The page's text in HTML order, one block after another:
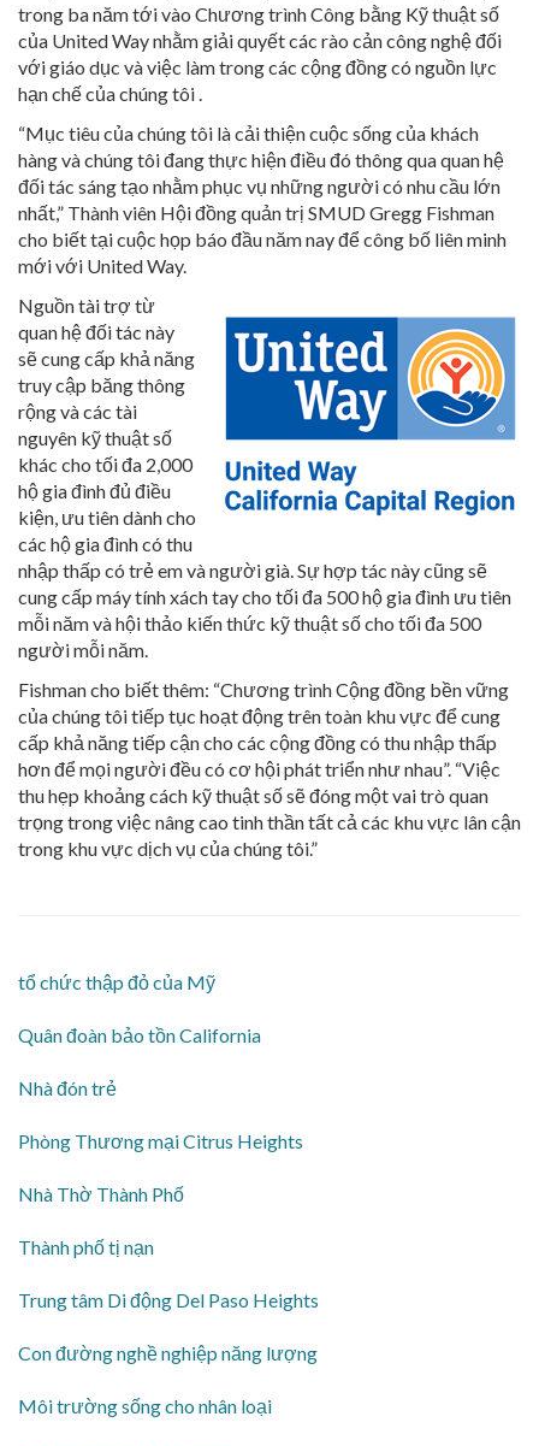
trong ba năm tới vào Chương trình Công bằng Kỹ thuật số
của United Way nhằm giải quyết các rào cản công nghệ đối
với giáo dục và việc làm trong các cộng đồng có nguồn lực
hạn chế của chúng tôi .
“Mục tiêu của chúng tôi là cải thiện cuộc sống của khách
hàng và chúng tôi đang thực hiện điều đó thông qua quan hệ
đối tác sáng tạo nhằm phục vụ những người có nhu cầu lớn
nhất,” Thành viên Hội đồng quản trị SMUD Gregg Fishman
cho biết tại cuộc họp báo đầu năm nay để công bố liên minh
mới với United Way.
Nguồn tài trợ từ
quan hệ đối tác này
sẽ cung cấp khả năng
truy cập băng thông
rộng và các tài
nguyên kỹ thuật số
khác cho tối đa 2,000
hộ gia đình đủ điều
kiện, ưu tiên dành cho
các hộ gia đình có thu
nhập thấp có trẻ em và người già. Sự hợp tác này cũng sẽ
cung cấp máy tính xách tay cho tối đa 500 hộ gia đình ưu tiên
mỗi năm và hội thảo kiến thức kỹ thuật số cho tối đa 500
người mỗi năm.
Fishman cho biết thêm: “Chương trình Cộng đồng bền vững
của chúng tôi tiếp tục hoạt động trên toàn khu vực để cung
cấp khả năng tiếp cận cho các cộng đồng có thu nhập thấp
hơn để mọi người đều có cơ hội phát triển như nhau”. “Việc
thu hẹp khoảng cách kỹ thuật số sẽ đóng một vai trò quan
trọng trong việc nâng cao tinh thần tất cả các khu vực lân cận
trong khu vực dịch vụ của chúng tôi.”
tổ chức thập đỏ của Mỹ
Quân đoàn bảo tồn California
Nhà đón trẻ
Phòng Thương mại Citrus Heights
Nhà Thờ Thành Phố
Thành phố tị nạn
Trung tâm Di động Del Paso Heights
Con đường nghề nghiệp năng lượng
Môi trường sống cho nhân loại